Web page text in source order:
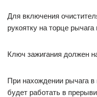
Для включения
рукоятку на торце
Ключ зажигания должен
При нахождении рычага в
будет работать в